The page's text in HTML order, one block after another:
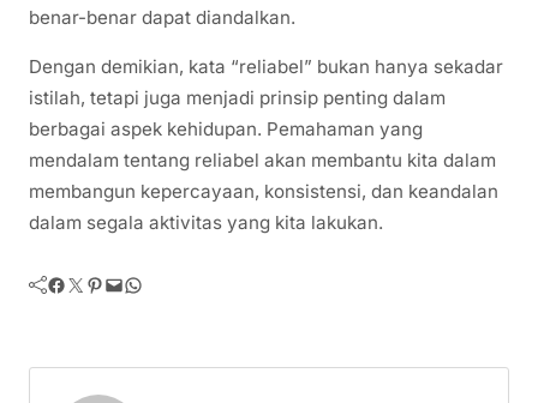
benar-benar dapat diandalkan.
Dengan demikian, kata “reliabel” bukan hanya sekadar
istilah, tetapi juga menjadi prinsip penting dalam
berbagai aspek kehidupan. Pemahaman yang
mendalam tentang reliabel akan membantu kita dalam
membangun kepercayaan, konsistensi, dan keandalan
dalam segala aktivitas yang kita lakukan.
Facebook Twitter Pinterest Mail WhatsApp